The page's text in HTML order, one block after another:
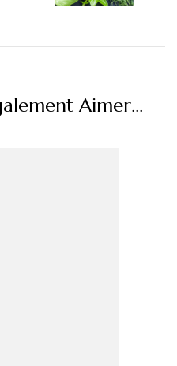
Aimer...